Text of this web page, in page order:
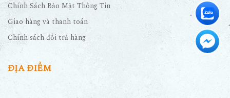
Chính Sách Bảo Mật Thông Tin
Giao hàng và thanh toán
Chính sách đổi trả hàng
ĐỊA ĐIỂM